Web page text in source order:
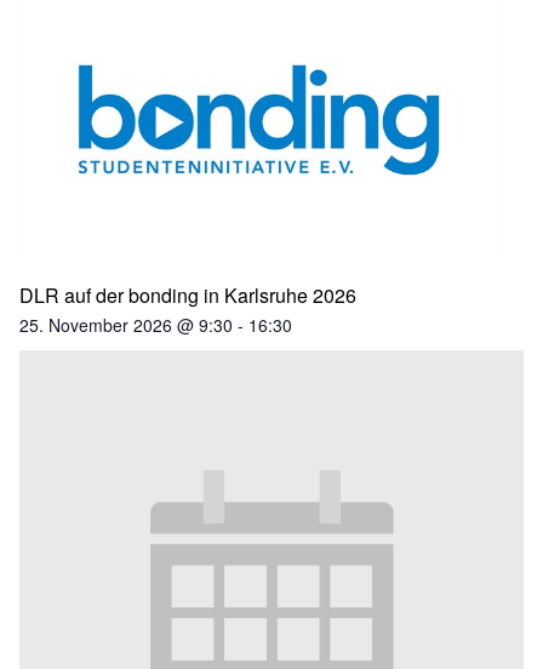
DLR auf der bonding in Karlsruhe 2026
25. November 2026 @ 9:30 - 16:30